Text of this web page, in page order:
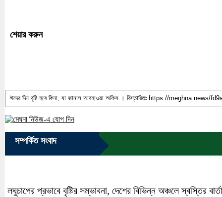
শেয়ার করুন
সম্পর্কিত সংবাদ
লঘুচাপের প্রভাবে বৃষ্টির সম্ভাবনা, দেশের বিভিন্ন অঞ্চলে স্বস্তির বার্তা